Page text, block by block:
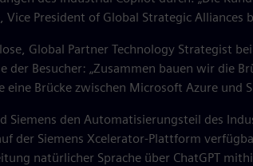
Vice President of Global Strategic Alliances
Global Partner Technology Strategist
der Besucher: „Zusammen bauen wir die
eine Brücke zwischen Microsoft Azure und
Siemens den Automatisierungsteil des
der Siemens Xcelerator-Plattform
natürlicher Sprache über ChatGPT